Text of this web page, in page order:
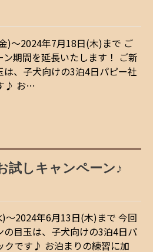
)～2024年7月18日(木)まで ご
期間を延長いたします！ ご新
、子犬向けの3泊4日パピー社
♪ お…
試しキャンペーン♪
～2024年6月13日(木)まで 今回
の目玉は、子犬向けの3泊4日パ
クです♪ お泊まりの練習に加